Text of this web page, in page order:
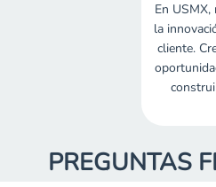
En
la
cliente.
PREGUNTAS